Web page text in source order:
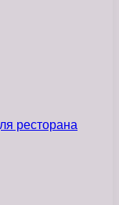
ресторана